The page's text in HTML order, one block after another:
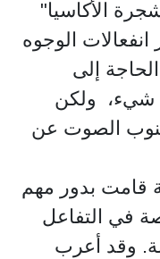
الأكاسيا"
الوجوه
إلى
شيء، ولكن
الصوت عن
قامت بدور مهم
في التفاعل
وقد أعرب